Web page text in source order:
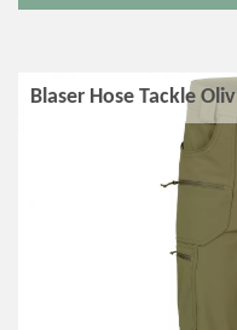
Blaser Hose Tackle Oliv